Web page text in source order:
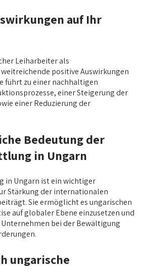
auf Ihr
Leiharbeiter als
positive Auswirkungen
führt zu einer nachhaltigen
einer Steigerung der
einer Reduzierung der
Bedeutung der
in Ungarn
in Ungarn ist ein wichtiger
Stärkung der internationalen
Sie ermöglicht es ungarischen
auf globaler Ebene einzusetzen und
bei der Bewältigung
ungarische